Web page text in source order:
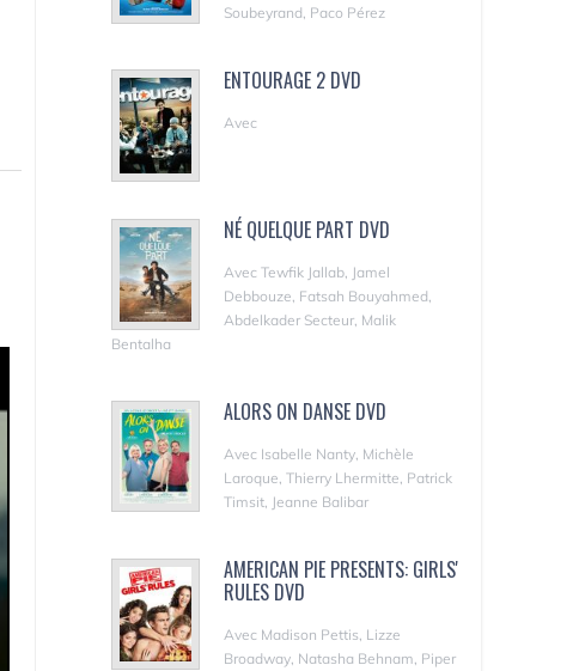
Soubeyrand, Paco Pérez
ENTOURAGE 2 DVD
Avec
NÉ QUELQUE PART DVD
Avec Tewfik Jallab, Jamel
Debbouze, Fatsah Bouyahmed,
Abdelkader Secteur, Malik
Bentalha
ALORS ON DANSE DVD
Avec Isabelle Nanty, Michèle
Laroque, Thierry Lhermitte, Patrick
Timsit, Jeanne Balibar
AMERICAN PIE PRESENTS: GIRLS'
RULES DVD
Avec Madison Pettis, Lizze
Broadway, Natasha Behnam, Piper